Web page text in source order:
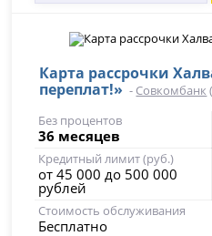
Карта рассрочки
переплат!» - Совкомбанк
Без процентов
36 месяцев
Кредитный лимит (руб.)
от 45 000 до 500 000
рублей
Стоимость обслуживания
Бесплатно